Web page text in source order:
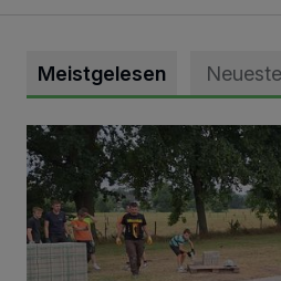
Meistgelesen
Pünktlich zum Schützenfest